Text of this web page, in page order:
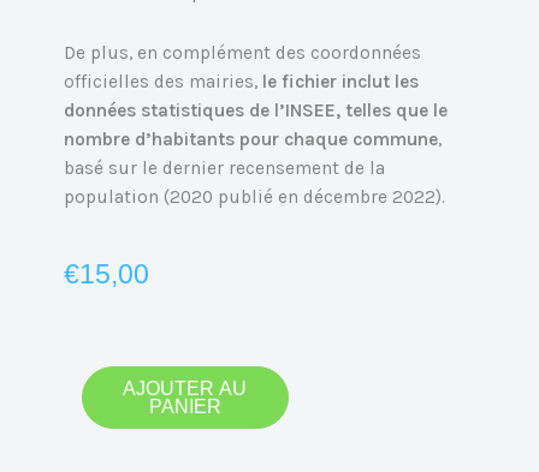
De plus, en complément des coordonnées
officielles des mairies, le fichier inclut les
données statistiques de l’INSEE, telles que le
nombre d’habitants pour chaque commune,
basé sur le dernier recensement de la
population (2020 publié en décembre 2022).
€15,00
quantité
de
AJOUTER AU
PANIER